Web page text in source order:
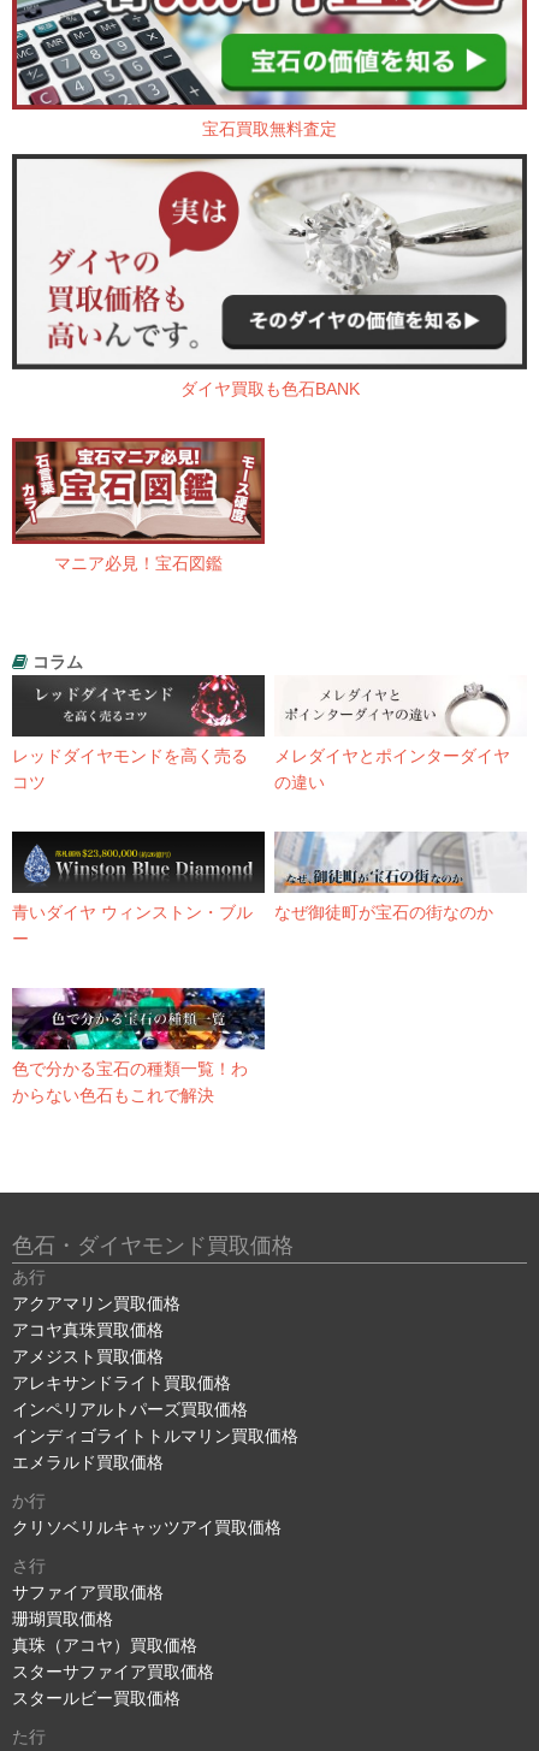
宝石買取無料査定
ダイヤ買取も色石BANK
マニア必見！宝石図鑑
コラム
レッドダイヤモンドを高く売る
コツ
メレダイヤとポインターダイヤ
の違い
青いダイヤ ウィンストン・ブル
ー
なぜ御徒町が宝石の街なのか
色で分かる宝石の種類一覧！わ
からない色石もこれで解決
色石・ダイヤモンド買取価格
あ行
アクアマリン買取価格
アコヤ真珠買取価格
アメジスト買取価格
アレキサンドライト買取価格
インペリアルトパーズ買取価格
インディゴライトトルマリン買取価格
エメラルド買取価格
か行
クリソベリルキャッツアイ買取価格
さ行
サファイア買取価格
珊瑚買取価格
真珠（アコヤ）買取価格
スターサファイア買取価格
スタールビー買取価格
た行